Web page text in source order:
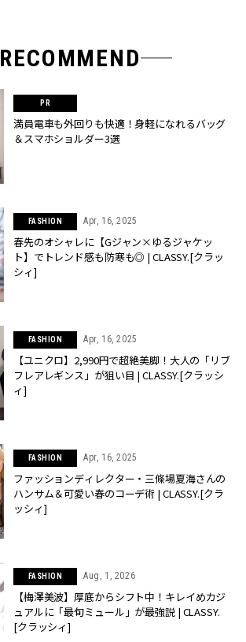
RECOMMEND
満員電車も外回りも快適！身軽になれるバッグ
＆スマホショルダー3選
FASHION Apr, 16, 2025
春先のオシャレに【Gジャン×ゆるジャケッ
ト】でトレンド感も防寒も◎ | CLASSY.[クラッ
シィ]
FASHION Apr, 16, 2025
【ユニクロ】2,990円で超絶美脚！大人の「リブ
フレアレギンス」が狙い目 | CLASSY.[クラッシ
ィ]
FASHION Apr, 16, 2025
ファッションディレクター・三條場夏海さんの
ハンサム＆可愛い春のコーデ術 | CLASSY.[クラ
ッシィ]
FASHION Aug, 1, 2026
【梅澤美波】厚底からシフト中！キレイめカジ
ュアルに「最旬ミュール」が最強説 | CLASSY.
[クラッシィ]